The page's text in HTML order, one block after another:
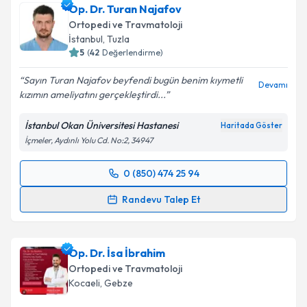
Op. Dr. Turan Najafov
Ortopedi ve Travmatoloji
İstanbul, Tuzla
5 (42 Değerlendirme)
Sayın Turan Najafov beyfendi bugün benim kıymetli
kızımın ameliyatını gerçekleştirdi...
Devamı
İstanbul Okan Üniversitesi Hastanesi Haritada Göster
İçmeler, Aydınlı Yolu Cd. No:2, 34947
0 (850) 474 25 94
Randevu Talep Et
Randevu Takvimi Talebi
takvim hazırlandığında e-posta ile bilgilendireceğiz.
E-posta Adresiniz
Op. Dr. İsa İbrahim
Ortopedi ve Travmatoloji
Kocaeli, Gebze